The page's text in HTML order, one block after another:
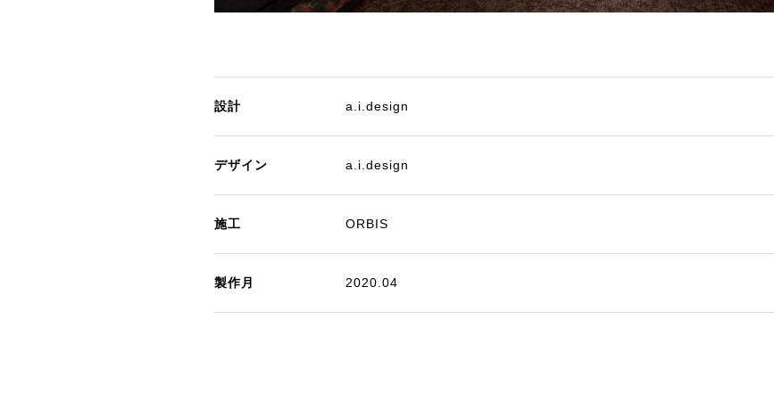
設計 a.i.design
デザイン a.i.design
施工 ORBIS
製作月 2020.04